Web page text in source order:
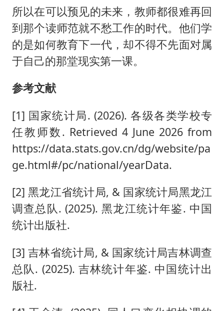
所以在可以预见的未来，教师都很难再回
到那个读师范就不愁工作的时代。他们学
的是如何教育下一代，却不得不先面对属
于自己的那堂现实第一课。
参考文献
[1] 国家统计局. (2026). 各级各类学校专
任教师数. Retrieved 4 June 2026 from
https://data.stats.gov.cn/dg/website/pa
ge.html#/pc/national/yearData.
[2] 黑龙江省统计局, & 国家统计局黑龙江
调查总队. (2025). 黑龙江统计年鉴. 中国
统计出版社.
[3] 吉林省统计局, & 国家统计局吉林调查
总队. (2025). 吉林统计年鉴. 中国统计出
版社.